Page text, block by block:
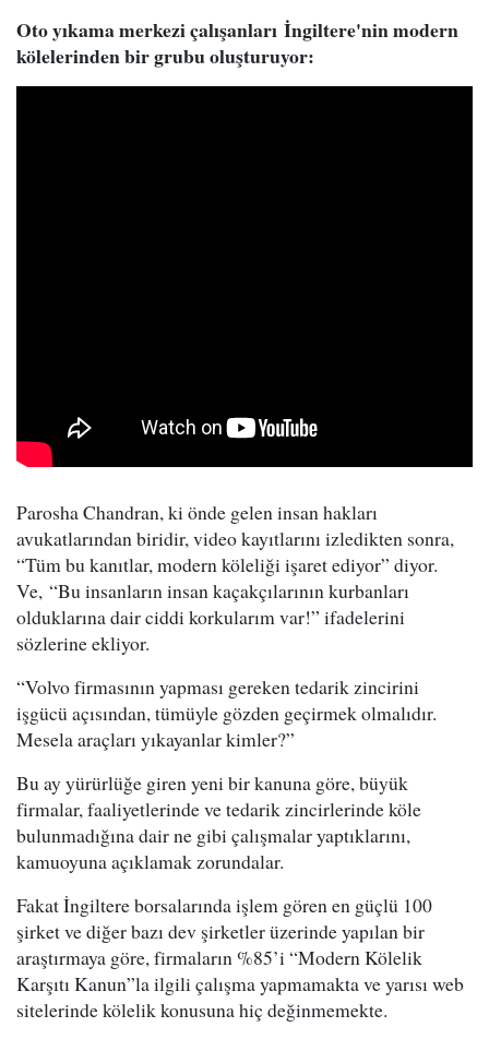
Oto yıkama merkezi çalışanları İngiltere'nin modern
kölelerinden bir grubu oluşturuyor:
Parosha Chandran, ki önde gelen insan hakları
avukatlarından biridir, video kayıtlarını izledikten sonra,
“Tüm bu kanıtlar, modern köleliği işaret ediyor” diyor.
Ve, “Bu insanların insan kaçakçılarının kurbanları
olduklarına dair ciddi korkularım var!” ifadelerini
sözlerine ekliyor.
“Volvo firmasının yapması gereken tedarik zincirini
işgücü açısından, tümüyle gözden geçirmek olmalıdır.
Mesela araçları yıkayanlar kimler?”
Bu ay yürürlüğe giren yeni bir kanuna göre, büyük
firmalar, faaliyetlerinde ve tedarik zincirlerinde köle
bulunmadığına dair ne gibi çalışmalar yaptıklarını,
kamuoyuna açıklamak zorundalar.
Fakat İngiltere borsalarında işlem gören en güçlü 100
şirket ve diğer bazı dev şirketler üzerinde yapılan bir
araştırmaya göre, firmaların %85’i “Modern Kölelik
Karşıtı Kanun”la ilgili çalışma yapmamakta ve yarısı web
sitelerinde kölelik konusuna hiç değinmemekte.